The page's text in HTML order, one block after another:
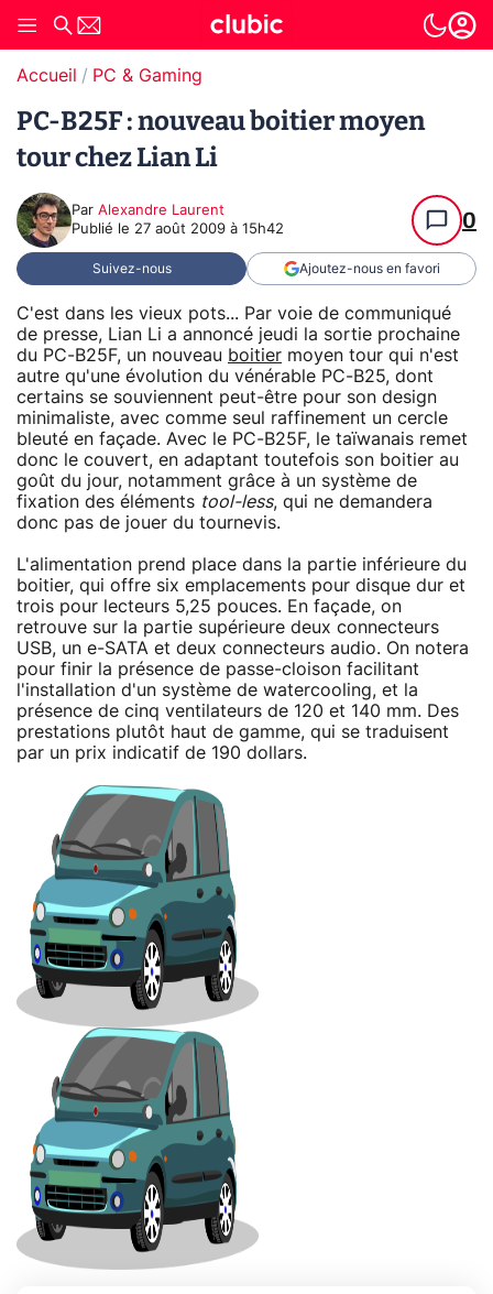
Accueil PC & Gaming
PC-B25F : nouveau boitier moyen
tour chez Lian Li
Par Alexandre Laurent
Publié le 27 août 2009 à 15h42 0
Suivez-nous Ajoutez-nous en favori
C'est dans les vieux pots... Par voie de communiqué
de presse, Lian Li a annoncé jeudi la sortie prochaine
du PC-B25F, un nouveau boitier moyen tour qui n'est
autre qu'une évolution du vénérable PC-B25, dont
certains se souviennent peut-être pour son design
minimaliste, avec comme seul raffinement un cercle
bleuté en façade. Avec le PC-B25F, le taïwanais remet
donc le couvert, en adaptant toutefois son boitier au
goût du jour, notamment grâce à un système de
fixation des éléments tool-less, qui ne demandera
donc pas de jouer du tournevis.
L'alimentation prend place dans la partie inférieure du
boitier, qui offre six emplacements pour disque dur et
trois pour lecteurs 5,25 pouces. En façade, on
retrouve sur la partie supérieure deux connecteurs
USB, un e-SATA et deux connecteurs audio. On notera
pour finir la présence de passe-cloison facilitant
l'installation d'un système de watercooling, et la
présence de cinq ventilateurs de 120 et 140 mm. Des
prestations plutôt haut de gamme, qui se traduisent
par un prix indicatif de 190 dollars.